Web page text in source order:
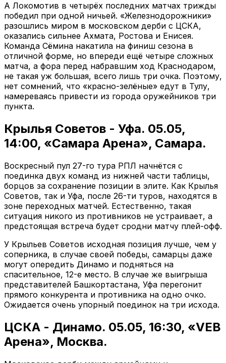
А Локомотив в четырёх последних матчах трижды
победил при одной ничьей. «Железнодорожники»
разошлись миром в московском дерби с ЦСКА,
оказались сильнее Ахмата, Ростова и Енисея.
Команда Сёмина накатила на финиш сезона в
отличной форме, но впереди ещё четыре сложных
матча, а фора перед набравшим ход Краснодаром,
не такая уж большая, всего лишь три очка. Поэтому,
нет сомнений, что «красно-зелёные» едут в Тулу,
намереваясь привести из города оружейников три
пункта.
Крылья Советов - Уфа. 05.05,
14:00, «Самара Арена», Самара.
Воскресный пул 27-го тура РПЛ начнётся с
поединка двух команд из нижней части таблицы,
борцов за сохранение позиции в элите. Как Крылья
Советов, так и Уфа, после 26-ти туров, находятся в
зоне переходных матчей. Естественно, такая
ситуация никого из противников не устраивает, а
предстоящая встреча будет сродни матчу плей-офф.
У Крыльев Советов исходная позиция лучше, чем у
соперника, в случае своей победы, самарцы даже
могут опередить Динамо и подняться на
спасительное, 12-е место. В случае же выигрыша
представителей Башкортастана, Уфа перегонит
прямого конкурента и противника на одно очко.
Ожидается очень упорный поединок на три исхода.
ЦСКА - Динамо. 05.05, 16:30, «VEB
Арена», Москва.